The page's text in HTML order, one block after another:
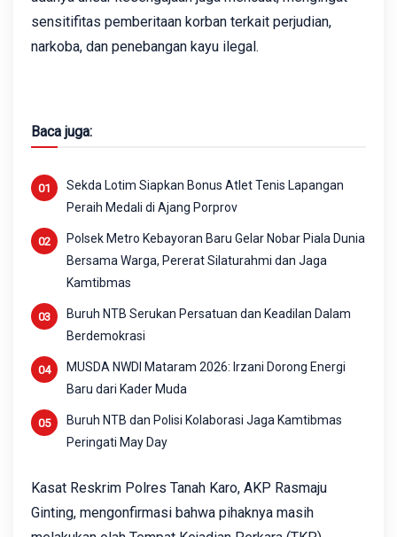
sensitifitas pemberitaan korban terkait perjudian,
narkoba, dan penebangan kayu ilegal.
Baca juga:
Sekda Lotim Siapkan Bonus Atlet Tenis Lapangan
Peraih Medali di Ajang Porprov
Polsek Metro Kebayoran Baru Gelar Nobar Piala Dunia
Bersama Warga, Pererat Silaturahmi dan Jaga
Kamtibmas
Buruh NTB Serukan Persatuan dan Keadilan Dalam
Berdemokrasi
MUSDA NWDI Mataram 2026: Irzani Dorong Energi
Baru dari Kader Muda
Buruh NTB dan Polisi Kolaborasi Jaga Kamtibmas
Peringati May Day
Kasat Reskrim Polres Tanah Karo, AKP Rasmaju
Ginting, mengonfirmasi bahwa pihaknya masih